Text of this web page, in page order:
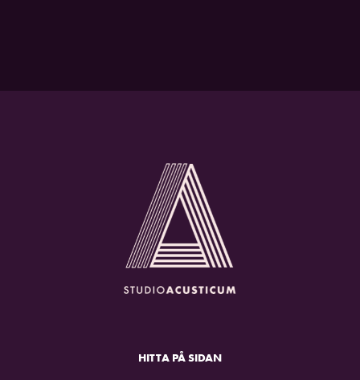
HITTA PÅ SIDAN